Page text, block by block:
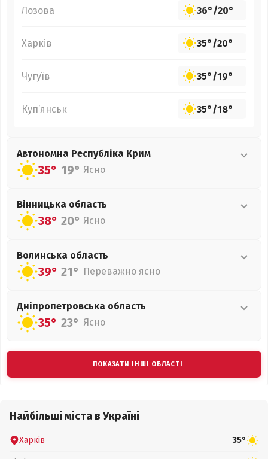
Лозова 36°/20°
Харків 35°/20°
Чугуїв 35°/19°
Куп’янськ 35°/18°
Автономна Республіка Крим
35° 19° Ясно
Вінницька область
38° 20° Ясно
Волинська область
39° 21° Переважно ясно
Дніпропетровська область
35° 23° Ясно
ПОКАЗАТИ ІНШІ ОБЛАСТІ
Найбільші міста в Україні
Харків 35°